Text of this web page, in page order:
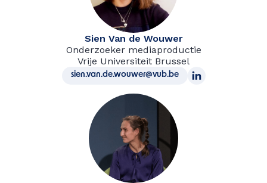
Sien Van de Wouwer
Onderzoeker mediaproductie
Vrije Universiteit Brussel
sien.van.de.wouwer@vub.be